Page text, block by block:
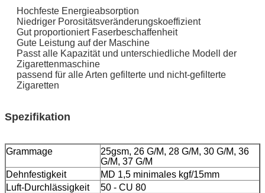
Hochfeste Energieabsorption
Niedriger Porositätsveränderungskoeffizient
Gut proportioniert Faserbeschaffenheit
Gute Leistung auf der Maschine
Passt alle Kapazität und unterschiedliche Modell der
Zigarettenmaschine
passend für alle Arten gefilterte und nicht-gefilterte
Zigaretten
Spezifikation
Grammage
25gsm, 26 G/M, 28 G/M, 30 G/M, 36
G/M, 37 G/M
Dehnfestigkeit
MD 1,5 minimales kgf/15mm
Luft-Durchlässigkeit
50 - CU 80